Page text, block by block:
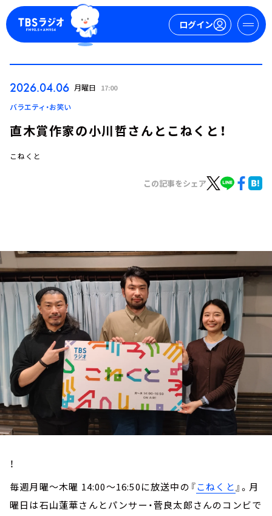
ログイン
ログイン
トピックス
TBS Podcast
お知らせ
イベント・グッズ
YouTube
会社情報
2026.04.06 月曜日 17:00
バラエティ・お笑い
直木賞作家の小川哲さんとこねくと！
こねくと
この記事をシェア
！
毎週月曜～木曜 14:00～16:50に放送中の『こねくと』。月
曜日は石山蓮華さんとパンサー・菅良太郎さんのコンビで